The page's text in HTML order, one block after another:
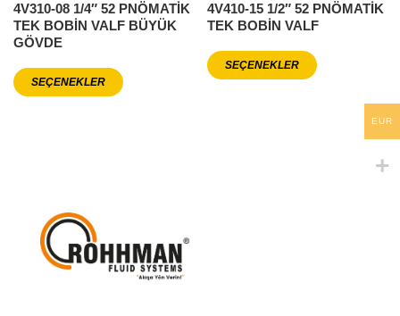
4V310-08 1/4″ 52 PNÖMATİK
TEK BOBİN VALF BÜYÜK
GÖVDE
SEÇENEKLER
4V410-15 1/2″ 52 PNÖMATİK
TEK BOBİN VALF
SEÇENEKLER
EUR